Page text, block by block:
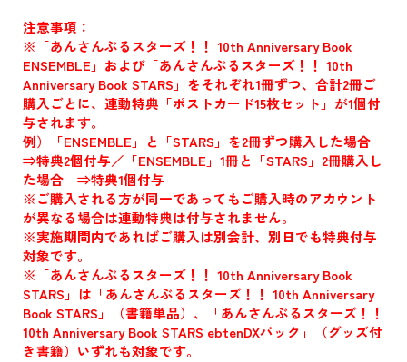
注意事項：
※「あんさんぶるスターズ！！ 10th Anniversary Book
ENSEMBLE」および「あんさんぶるスターズ！！ 10th
Anniversary Book STARS」をそれぞれ1冊ずつ、合計2冊ご
購入ごとに、連動特典「ポストカード15枚セット」が1個付
与されます。
例）「ENSEMBLE」と「STARS」を2冊ずつ購入した場合
⇒特典2個付与／「ENSEMBLE」1冊と「STARS」2冊購入し
た場合 ⇒特典1個付与
※ご購入される方が同一であってもご購入時のアカウント
が異なる場合は連動特典は付与されません。
※実施期間内であればご購入は別会計、別日でも特典付与
対象です。
※「あんさんぶるスターズ！！ 10th Anniversary Book
STARS」は「あんさんぶるスターズ！！ 10th Anniversary
Book STARS」（書籍単品）、「あんさんぶるスターズ！！
10th Anniversary Book STARS ebtenDXパック」（グッズ付
き書籍）いずれも対象です。